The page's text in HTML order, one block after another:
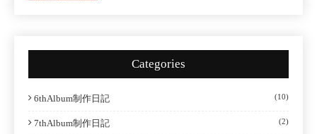
Categories
6thAlbum制作日記 (10)
7thAlbum制作日記 (2)